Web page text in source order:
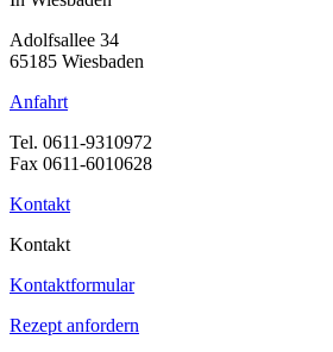
Adolfsallee 34
65185 Wiesbaden
Anfahrt
Tel. 0611-9310972
Fax 0611-6010628
Kontakt
Kontakt
Kontaktformular
Rezept anfordern